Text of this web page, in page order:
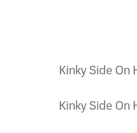
Kinky Side On
Kinky Side On